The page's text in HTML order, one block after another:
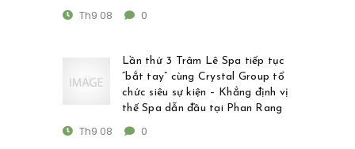
Th9 08 0
Lần thứ 3 Trâm Lê Spa tiếp tục
“bắt tay” cùng Crystal Group tổ
chức siêu sự kiện – Khẳng định vị
thế Spa dẫn đầu tại Phan Rang
Th9 08 0